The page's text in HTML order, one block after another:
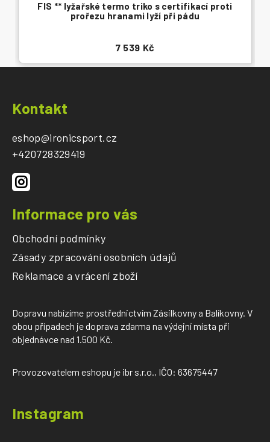
FIS ** lyžařské termo triko s certifikací proti
prořezu hranami lyží při pádu
7 539 Kč
Kontakt
eshop@ironicsport.cz
+420728329419
Informace pro vás
Obchodní podmínky
Zásady zpracování osobních údajů
Reklamace a vrácení zboží
Dopravu nabízíme prostřednictvím Zásilkovny a Balíkovny. V
obou případech je doprava zdarma na výdejní místa při
objednávce nad 1.500 Kč.
Provozovatelem eshopu je ibr s.r.o., IČO: 63675447
Instagram